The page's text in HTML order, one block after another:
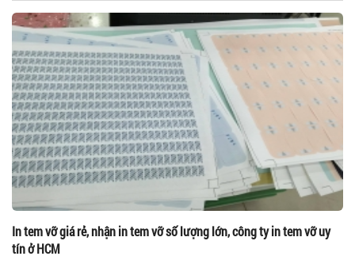
In tem vỡ giá rẻ, nhận in tem vỡ số lượng lớn, công ty in tem vỡ uy
tín ở HCM